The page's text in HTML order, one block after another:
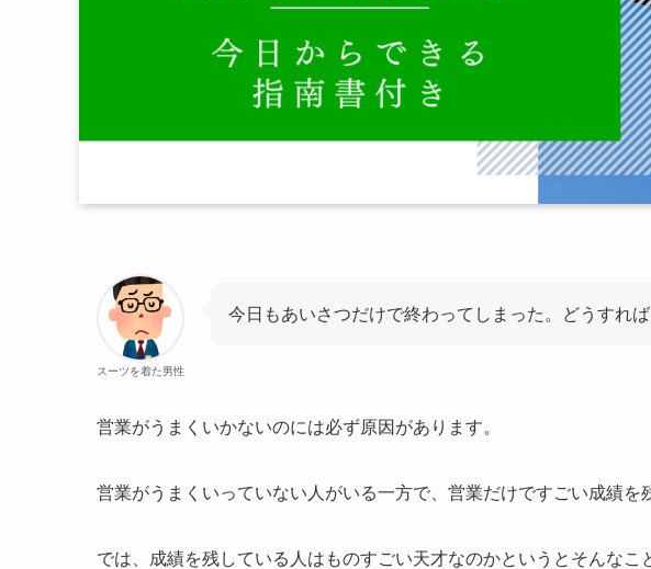
スーツを着た男性
今日もあいさつだけで終わってしまった。どうすれば
営業がうまくいかないのには必ず原因があります。
営業がうまくいっていない人がいる一方で、営業だけですごい成績を
では、成績を残している人はものすごい天才なのかというとそんなこ